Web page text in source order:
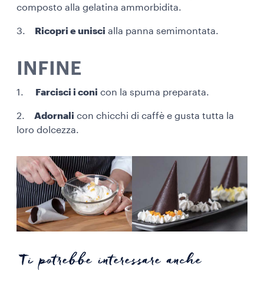
composto alla gelatina ammorbidita.
3. Ricopri e unisci alla panna semimontata.
INFINE
1. Farcisci i coni con la spuma preparata.
2. Adornali con chicchi di caffè e gusta tutta la
loro dolcezza.
Ti potrebbe interessare anche